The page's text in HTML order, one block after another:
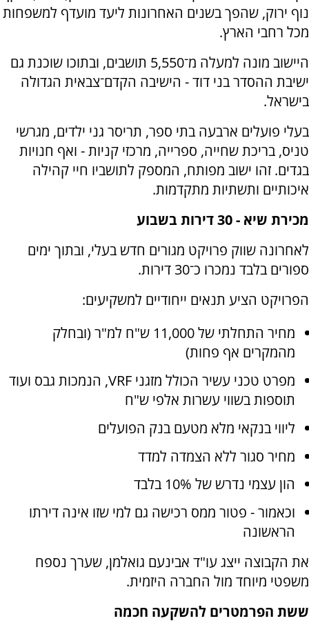
נוף ירוק, שהפך בשנים האחרונות ליעד מועדף למשפחות
מכל רחבי הארץ.
היישוב מונה למעלה מ־5,550 תושבים, ובתוכו שוכנת גם
ישיבת ההסדר בני דוד - הישיבה הקדם־צבאית הגדולה
בישראל.
בעלי פועלים ארבעה בתי ספר, תריסר גני ילדים, מגרשי
טניס, בריכת שחייה, ספרייה, מרכזי קניות - ואף חנויות
בגדים. זהו ישוב מפותח, המספק לתושביו חיי קהילה
איכותיים ותשתיות מתקדמות.
מכירת שיא - 30 דירות בשבוע
לאחרונה שווק פרויקט מגורים חדש בעלי, ובתוך ימים
ספורים בלבד נמכרו כ־30 דירות.
הפרויקט הציע תנאים ייחודיים למשקיעים:
מחיר התחלתי של 11,000 ש"ח למ"ר (ובחלק
מהמקרים אף פחות)
מפרט טכני עשיר הכולל מזגני VRF, הנמכות גבס ועוד
תוספות בשווי עשרות אלפי ש"ח
ליווי בנקאי מלא מטעם בנק הפועלים
מחיר סגור ללא הצמדה למדד
הון עצמי נדרש של 10% בלבד
וכאמור - פטור ממס רכישה גם למי שזו אינה דירתו
הראשונה
את הקבוצה ייצג עו"ד אבינעם גואלמן, שערך נספח
משפטי מיוחד מול החברה היזמית.
ששת הפרמטרים להשקעה חכמה